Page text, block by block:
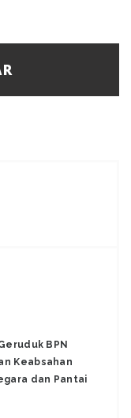
BPN
Keabsahan
dan Pantai